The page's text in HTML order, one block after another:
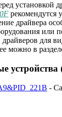
установкой
рекомендутся
драйвера
или
для
можно в
-